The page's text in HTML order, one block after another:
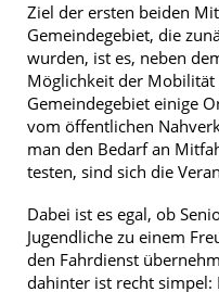
Ziel der ersten beiden
Gemeindegebiet, die
wurden, ist es, neben
Möglichkeit der Mobilität
Gemeindegebiet einige
vom öffentlichen
man den Bedarf an
testen, sind sich die
Dabei ist es egal, ob
Jugendliche zu einem
den Fahrdienst
dahinter ist recht